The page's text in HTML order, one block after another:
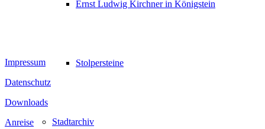
Ernst Ludwig Kirchner in Königstein
Stolpersteine
Stadtarchiv
Impressum
Datenschutz
Downloads
Anreise